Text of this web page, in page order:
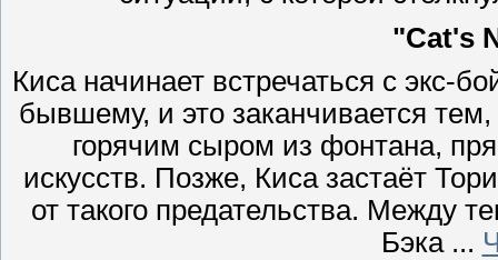
"Cat's
Киса начинает встречаться с экс-
бывшему, и это заканчивается
горячим сыром из фонтана,
искусств. Позже, Киса застаёт
от такого предательства. Между
Бэка ...